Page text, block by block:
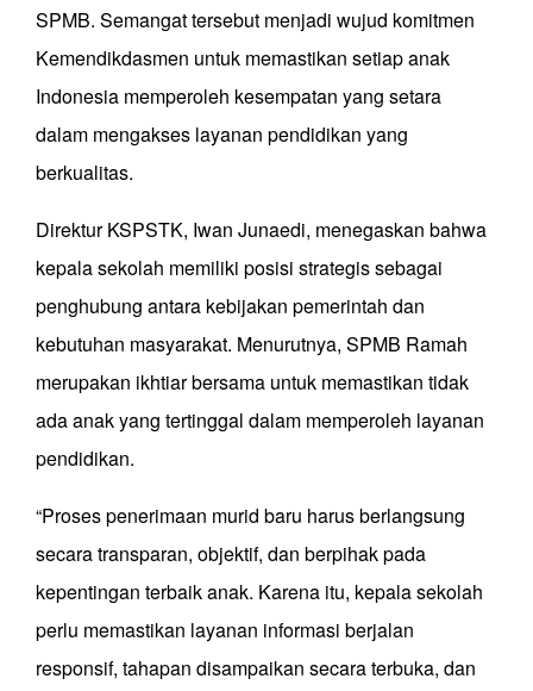
SPMB. Semangat tersebut menjadi wujud komitmen
Kemendikdasmen untuk memastikan setiap anak
Indonesia memperoleh kesempatan yang setara
dalam mengakses layanan pendidikan yang
berkualitas.
Direktur KSPSTK, Iwan Junaedi, menegaskan bahwa
kepala sekolah memiliki posisi strategis sebagai
penghubung antara kebijakan pemerintah dan
kebutuhan masyarakat. Menurutnya, SPMB Ramah
merupakan ikhtiar bersama untuk memastikan tidak
ada anak yang tertinggal dalam memperoleh layanan
pendidikan.
“Proses penerimaan murid baru harus berlangsung
secara transparan, objektif, dan berpihak pada
kepentingan terbaik anak. Karena itu, kepala sekolah
perlu memastikan layanan informasi berjalan
responsif, tahapan disampaikan secara terbuka, dan